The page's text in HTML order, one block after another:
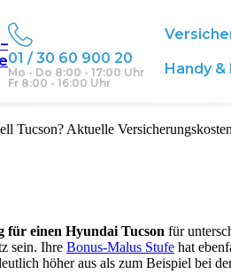
01 / 30 60 900 20
Mo - Do 8:00 - 17:00 Uhr
Fr 8:00 - 16:00 Uhr
Handy
Tucson? Aktuelle
für einen Hyundai Tucson für
sein. Ihre Bonus-Malus Stufe hat
höher aus als zum Beispiel bei